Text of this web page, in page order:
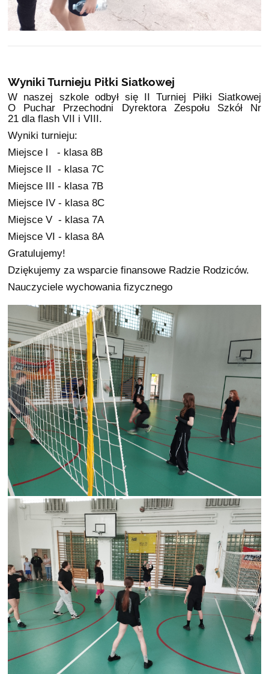
Wyniki Turnieju Piłki Siatkowej
W naszej szkole odbył się II Turniej Piłki Siatkowej
O Puchar Przechodni Dyrektora Zespołu Szkół Nr
21 dla flash VII i VIII.
Wyniki turnieju:
Miejsce l - klasa 8B
Miejsce II - klasa 7C
Miejsce III - klasa 7B
Miejsce IV - klasa 8C
Miejsce V - klasa 7A
Miejsce VI - klasa 8A
Gratulujemy!
Dziękujemy za wsparcie finansowe Radzie Rodziców.
Nauczyciele wychowania fizycznego